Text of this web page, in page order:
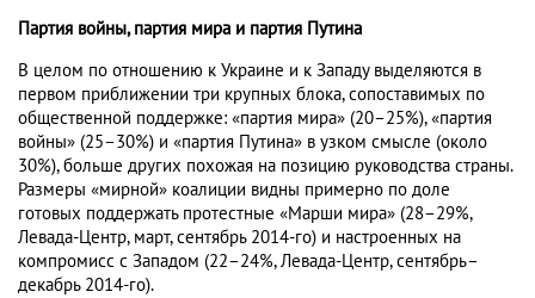
Партия войны, партия мира и партия Путина
В целом по отношению к Украине и к Западу выделяются в
первом приближении три крупных блока, сопоставимых по
общественной поддержке: «партия мира» (20–25%), «партия
войны» (25–30%) и «партия Путина» в узком смысле (около
30%), больше других похожая на позицию руководства страны.
Размеры «мирной» коалиции видны примерно по доле
готовых поддержать протестные «Марши мира» (28–29%,
Левада-Центр, март, сентябрь 2014-го) и настроенных на
компромисс с Западом (22–24%, Левада-Центр, сентябрь–
декабрь 2014-го).